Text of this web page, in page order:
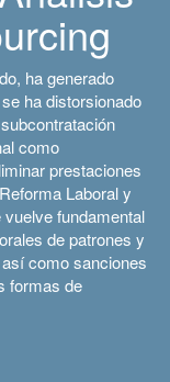
ha generado
ha distorsionado
como
prestaciones
Laboral y
fundamental
de patrones y
como sanciones
formas de